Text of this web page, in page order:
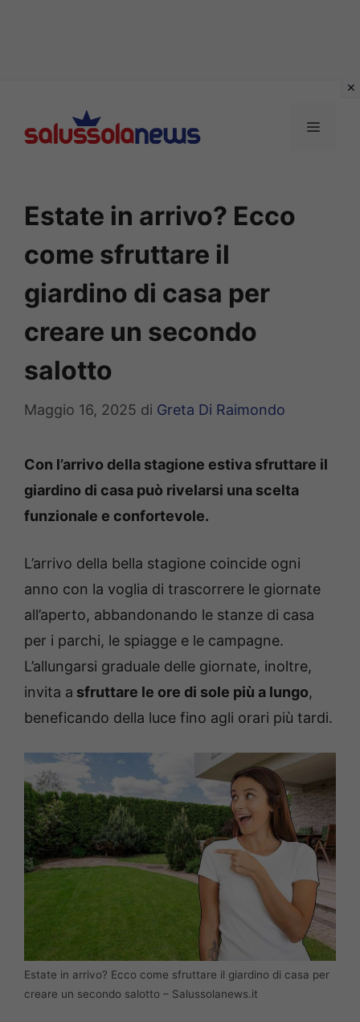
contenuto
MENU
Estate in arrivo? Ecco
come sfruttare il
giardino di casa per
creare un secondo
salotto
Maggio 16, 2025 di Greta Di Raimondo
Con l’arrivo della stagione estiva sfruttare il
giardino di casa può rivelarsi una scelta
funzionale e confortevole.
L’arrivo della bella stagione coincide ogni
anno con la voglia di trascorrere le giornate
all’aperto, abbandonando le stanze di casa
per i parchi, le spiagge e le campagne.
L’allungarsi graduale delle giornate, inoltre,
invita a sfruttare le ore di sole più a lungo,
beneficando della luce fino agli orari più tardi.
Estate in arrivo? Ecco come sfruttare il giardino di casa per
creare un secondo salotto – Salussolanews.it